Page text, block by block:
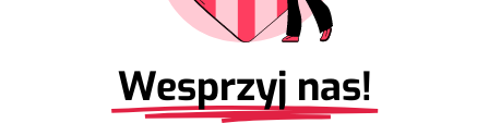
Wesprzyj nas!